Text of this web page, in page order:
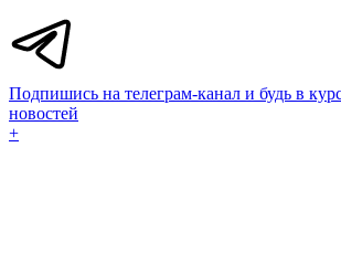
Подпишись на телеграм-канал и будь в
новостей
+